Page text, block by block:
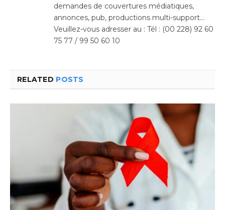
demandes de couvertures médiatiques,
annonces, pub, productions multi-support…
Veuillez-vous adresser au : Tél : (00 228) 92 60
75 77 / 99 50 60 10
RELATED POSTS